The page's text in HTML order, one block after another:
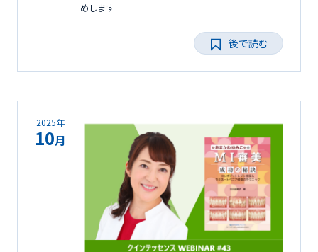
めします
後で読む
2025年
10月